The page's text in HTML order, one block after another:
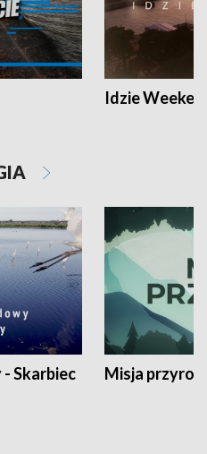
Idzie
Skarbiec
Misja